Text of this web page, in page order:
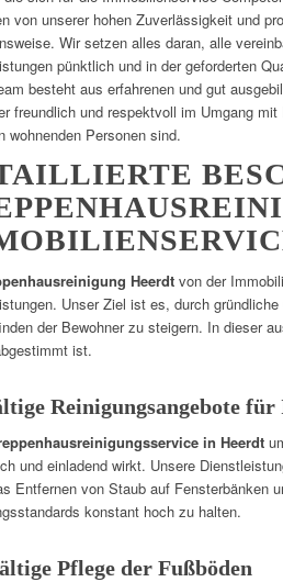
von unserer hohen Zuverlässigkeit und
Wir setzen alles daran, alle
pünktlich und in der geforderten
besteht aus erfahrenen und gut
freundlich und respektvoll im Umgang
wohnenden Personen sind.
Heerdt von der
Unser Ziel ist es, durch
der Bewohner zu steigern. In dieser
ist.
Reinigungsangebote
in Heerdt
und einladend wirkt. Unsere
Entfernen von Staub auf Fensterbänken
konstant hoch zu halten.
Pflege der Fußböden